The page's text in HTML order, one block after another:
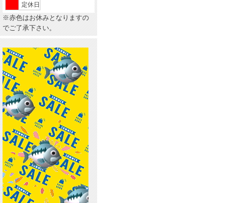
定休日
※赤色はお休みとなりますの
でご了承下さい。